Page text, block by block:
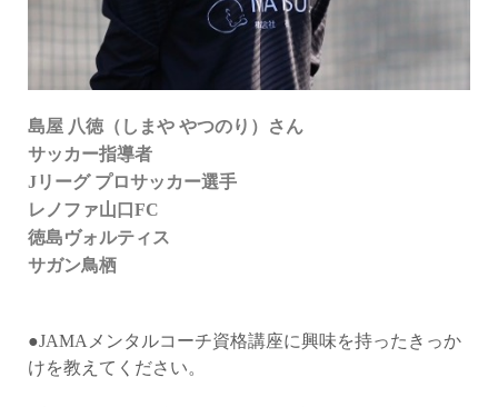
島屋 八徳（しまや やつのり）さん
サッカー指導者
Jリーグ プロサッカー選手
レノファ山口FC
徳島ヴォルティス
サガン鳥栖
●JAMAメンタルコーチ資格講座に興味を持ったきっか
けを教えてください。